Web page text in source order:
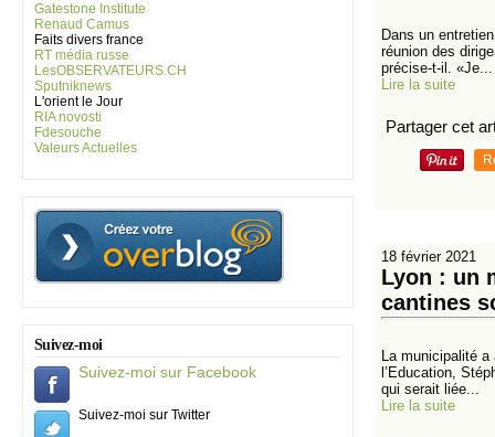
Gatestone Institute
Renaud Camus
Faits divers france
RT média russe
LesOBSERVATEURS.CH
Sputniknews
L'orient le Jour
RIA novosti
Fdesouche
Valeurs Actuelles
Suivez-moi
Suivez-moi sur Facebook
Suivez-moi sur Twitter
Dans un
réunion des
précise-t-il. «Je...
Lire la suite
Partager cet
18 février 2021
Lyon : un
cantines
La municipalité a
l’Education,
qui serait liée...
Lire la suite